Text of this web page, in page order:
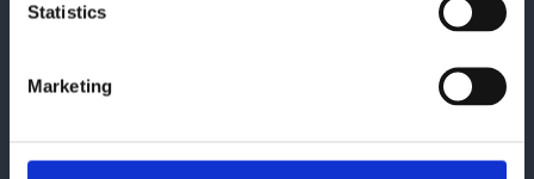
Statistics
Marketing
Kontakt oss